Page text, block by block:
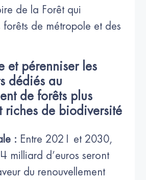
de la Forêt qui
forêts de métropole et des
et pérenniser les
dédiés au
de forêts plus
riches de biodiversité
: Entre 2021 et 2030,
milliard d’euros seront
du renouvellement